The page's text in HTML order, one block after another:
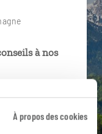
À propos des cookies
à nos